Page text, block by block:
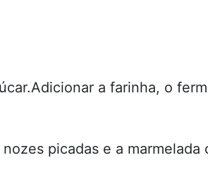
a farinha, o
picadas e a marmelada